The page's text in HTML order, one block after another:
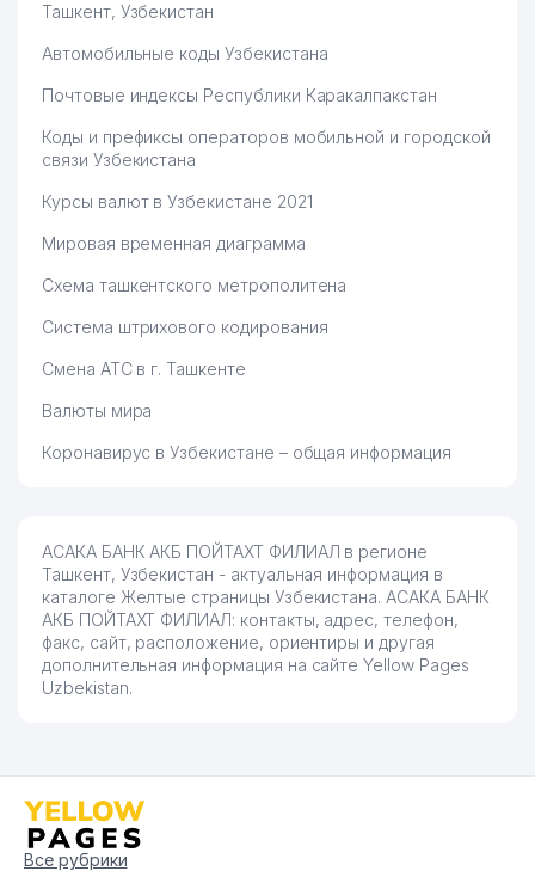
Ташкент, Узбекистан
Автомобильные коды Узбекистана
Почтовые индексы Республики Каракалпакстан
Коды и префиксы операторов мобильной и городской
связи Узбекистана
Курсы валют в Узбекистане 2021
Мировая временная диаграмма
Схема ташкентского метрополитена
Система штрихового кодирования
Смена АТС в г. Ташкенте
Валюты мира
Коронавирус в Узбекистане – общая информация
АСАКА БАНК АКБ ПОЙТАХТ ФИЛИАЛ в регионе
Ташкент, Узбекистан - актуальная информация в
каталоге Желтые страницы Узбекистана. АСАКА БАНК
АКБ ПОЙТАХТ ФИЛИАЛ: контакты, адрес, телефон,
факс, сайт, расположение, ориентиры и другая
дополнительная информация на сайте Yellow Pages
Uzbekistan.
Все рубрики